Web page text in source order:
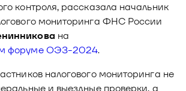
контроля, рассказала начальник
мониторинга ФНС России
на
форуме ОЭЗ-2024.
налогового мониторинга не
и выездные проверки, а